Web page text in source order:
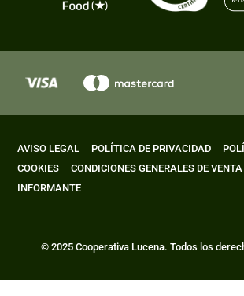
AVISO LEGAL POLÍTICA DE PRIVACIDAD
COOKIES
CONDICIONES GENERALES DE VENTA
INFORMANTE
© 2025 Cooperativa Lucena. Todos los